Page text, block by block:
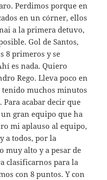
Perdimos porque en
en un córner, ellos
a la primera detuvo,
Gol de Santos,
8 primeros y se
es nada. Quiero
Rego. Lleva poco en
tenido muchos minutos
Para acabar decir que
gran equipo que ha
mi aplauso al equipo,
a todos, por la
muy alto y a pesar de
clasificarnos para la
con 8 puntos. Y con